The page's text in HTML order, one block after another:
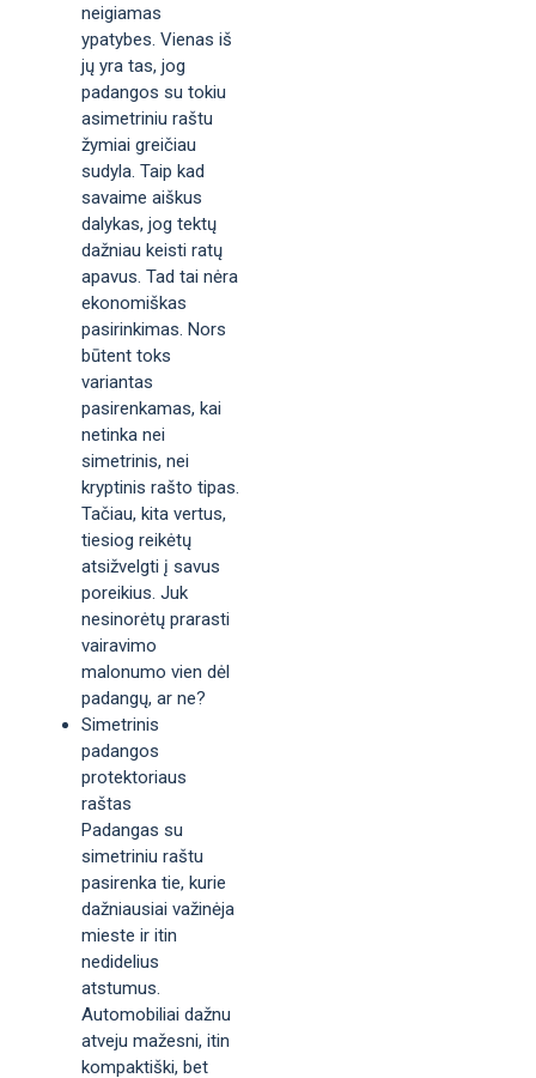
neigiamas
ypatybes. Vienas iš
jų yra tas, jog
padangos su tokiu
asimetriniu raštu
žymiai greičiau
sudyla. Taip kad
savaime aiškus
dalykas, jog tektų
dažniau keisti ratų
apavus. Tad tai nėra
ekonomiškas
pasirinkimas. Nors
būtent toks
variantas
pasirenkamas, kai
netinka nei
simetrinis, nei
kryptinis rašto tipas.
Tačiau, kita vertus,
tiesiog reikėtų
atsižvelgti į savus
poreikius. Juk
nesinorėtų prarasti
vairavimo
malonumo vien dėl
padangų, ar ne?
Simetrinis
padangos
protektoriaus
raštas
Padangas su
simetriniu raštu
pasirenka tie, kurie
dažniausiai važinėja
mieste ir itin
nedidelius
atstumus.
Automobiliai dažnu
atveju mažesni, itin
kompaktiški, bet